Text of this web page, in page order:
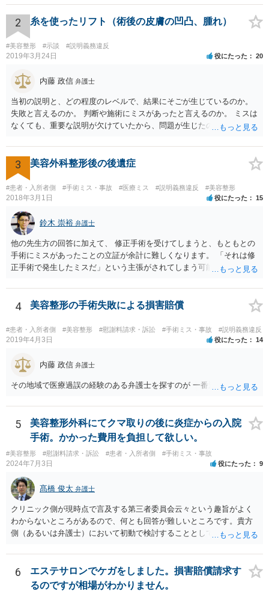
術のミスの「せいで」マスクが外せなくなったこと ④ 仕事を休まな
ければならなくなった「せいで」休業損害が発生したこと ⑤ マスク
を外せなくなった「せいで」経済的に評価できる精神的な損害が発生
したこと 「せいで」と強調した点が，内藤先生のご指摘なさる「相当
因果関係」です。 手術のミスと関係のないことまでは責任追及ができ
しく悪くなってしまったとか， 手術のミスの結果，入院期間が延びて
しまったとかいう事情があれば， 追加請求が可能な余地があります。
ただし，手術代の返金に応じた際に「これ以上金銭の請求はしませ
ん」という趣旨の合意をしてしまっていると， 上記の請求は，基本的
には困難となります。
2 糸を使ったリフト（術後の皮膚の凹凸、腫れ）
#美容整形 #示談 #説明義務違反
2019年3月24日 役にたった 20
内藤 政信 弁護士
当初の説明と、どの程度のレベルで、結果にそごが生じているのか。
失敗と言えるのか。 判断や施術にミスがあったと言えるのか。 ミスは
なくても、重要な説明が欠けていたから、問題が生じたのか。 美容整
3 美容外科整形後の後遺症
#患者・入所者側 #手術ミス・事故 #医療ミス #説明義務違反 #美容整形
2018年3月1日 役にたった 15
鈴木 崇裕 弁護士
他の先生方の回答に加えて、 修正手術を受けてしまうと、もともとの
手術にミスがあったことの立証が余計に難しくなります。 「それは修
正手術で発生したミスだ」という主張がされてしまう可能性があるか
検討なさっているのであれば、修正手術を受けるまえに弁護士に相談
して対応を決めることを強くお勧めいたします。
4 美容整形の手術失敗による損害賠償
#患者・入所者側 #美容整形 #慰謝料請求・訴訟 #手術ミス・事故 #説明義務違反
2019年4月3日 役にたった 14
内藤 政信 弁護士
その地域で医療過誤の経験のある弁護士を探すのが 一番近道だね。
5
美容整形外科にてクマ取りの後に炎症からの入院
手術。かかった費用を負担して欲しい。
#美容整形 #慰謝料請求・訴訟 #患者・入所者側 #手術ミス・事故
2024年7月3日 役にたった 9
髙橋 俊太 弁護士
クリニック側が現時点で言及する第三者委員会云々という趣旨がよく
わからないところがあるので、何とも回答が難しいところです。貴方
側（あるいは弁護士）において初動で検討することとしては、クリニ
医師意見聴取などが考えられるかと思います。それらを踏まえてクリ
ニック側の過失を肯定できそうであれば、クリニックに対して具体的
に損害賠償請求をしていくことになります。
6
エステサロンでケガをしました。損害賠償請求す
るのですが相場がわかりません。